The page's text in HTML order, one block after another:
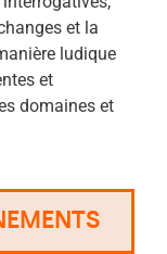
et la
ludique
et
domaines et